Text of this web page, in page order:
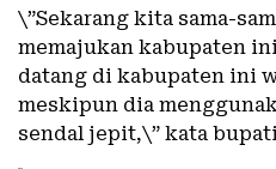
\”Sekarang kita sama-
memajukan kabupaten
datang di kabupaten ini
meskipun dia
sendal jepit,\” kata